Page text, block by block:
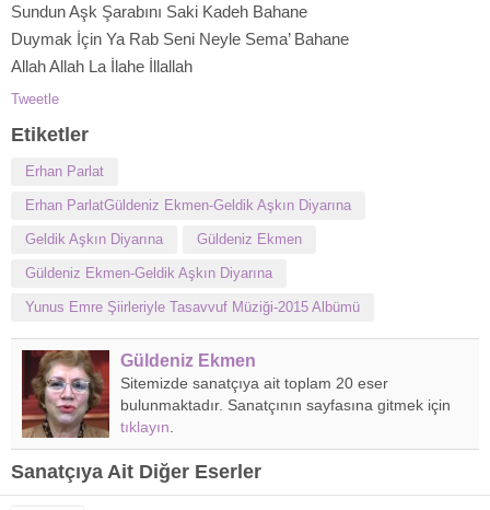
Sundun Aşk Şarabını Saki Kadeh Bahane
Duymak İçin Ya Rab Seni Neyle Sema’ Bahane
Allah Allah La İlahe İllallah
Tweetle
Etiketler
Erhan Parlat
Erhan ParlatGüldeniz Ekmen-Geldik Aşkın Diyarına
Geldik Aşkın Diyarına Güldeniz Ekmen
Güldeniz Ekmen-Geldik Aşkın Diyarına
Yunus Emre Şiirleriyle Tasavvuf Müziği-2015 Albümü
Güldeniz Ekmen
Sitemizde sanatçıya ait toplam 20 eser
bulunmaktadır. Sanatçının sayfasına gitmek için
tıklayın
Sanatçıya Ait Diğer Eserler